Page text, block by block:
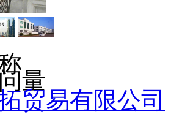
量
贸易有限公司